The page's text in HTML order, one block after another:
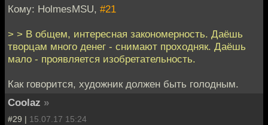
Кому: HolmesMSU, #21
> > В общем, интересная закономерность. Даёшь
творцам много денег - снимают проходняк. Даёшь
мало - проявляется изобретательность.
Как говорится, художник должен быть голодным.
Coolaz »
#29 | 15.07.17 15:24